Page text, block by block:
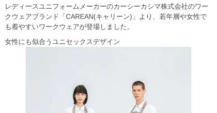
レディースユニフォームメーカーのカーシーカシマ株式会社のワー
クウェアブランド「CAREAN(キャリーン)」より、若年層や女性で
も着やすいワークウェアが登場しました。
女性にも似合うユニセックスデザイン